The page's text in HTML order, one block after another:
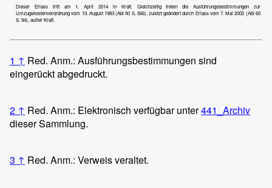
Dieser Erlass tritt am 1. April 2014 in Kraft. Gleichzeitig treten die Ausführungsbestimmungen zur
Umzugskostenverordnung vom 10. August 1983 (Abl 50 S. 566), zuletzt geändert durch Erlass vom 7. Mai 2002 (Abl 60
S. 94), außer Kraft.
1 ↑ Red. Anm.: Ausführungsbestimmungen sind
eingerückt abgedruckt.
2 ↑ Red. Anm.: Elektronisch verfügbar unter441_Archiv
dieser Sammlung.
3 ↑ Red. Anm.: Verweis veraltet.